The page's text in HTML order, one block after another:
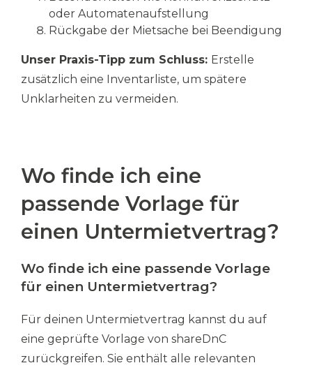
oder Automatenaufstellung
Rückgabe der Mietsache bei Beendigung
Unser Praxis-Tipp zum Schluss: Erstelle
zusätzlich eine Inventarliste, um spätere
Unklarheiten zu vermeiden.
Wo finde ich eine
passende Vorlage für
einen Untermietvertrag?
Wo finde ich eine passende Vorlage
für einen Untermietvertrag?​
Für deinen Untermietvertrag kannst du auf
eine geprüfte Vorlage von shareDnC
zurückgreifen. Sie enthält alle relevanten